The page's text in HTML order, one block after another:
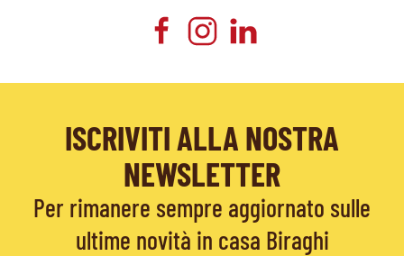
ISCRIVITI ALLA NOSTRA
NEWSLETTER
Per rimanere sempre aggiornato sulle
ultime novità in casa Biraghi